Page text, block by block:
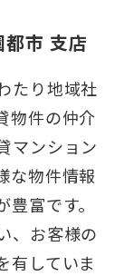
市 支店
たり地域社
物件の仲介
マンション
な物件情報
富です。
、お客様の
有していま